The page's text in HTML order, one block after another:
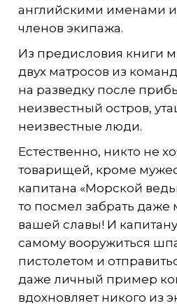
английскими именами
членов экипажа.
Из предисловия книги
двух матросов из
на разведку после
неизвестный остров,
неизвестные люди.
Естественно, никто не
товарищей, кроме
капитана «Морской
то посмел забрать даже
вашей славы! И
самому вооружиться
пистолетом и
даже личный пример
вдохновляет никого из